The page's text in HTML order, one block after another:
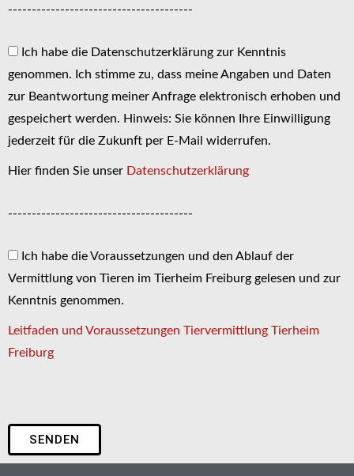
---------------------------------------
Ich habe die Datenschutzerklärung zur Kenntnis
genommen. Ich stimme zu, dass meine Angaben und Daten
zur Beantwortung meiner Anfrage elektronisch erhoben und
gespeichert werden. Hinweis: Sie können Ihre Einwilligung
jederzeit für die Zukunft per E-Mail widerrufen.
Hier finden Sie unser Datenschutzerklärung
---------------------------------------
Ich habe die Voraussetzungen und den Ablauf der
Vermittlung von Tieren im Tierheim Freiburg gelesen und zur
Kenntnis genommen.
Leitfaden und Voraussetzungen Tiervermittlung Tierheim
Freiburg
SENDEN